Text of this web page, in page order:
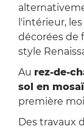
l'intérieur, les
décorées de
style
Au rez-de-
sol en
première
Des travaux